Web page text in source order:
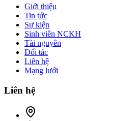
Giới thiệu
Tin tức
Sự kiện
Sinh viên NCKH
Tài nguyên
Đối tác
Liên hệ
Mạng lưới
Liên hệ